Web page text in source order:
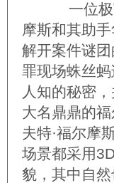
一位极富
摩斯和其助
解开案件谜
罪现场蛛丝
人知的秘密
大名鼎鼎的
夫特·福尔摩
场景都采用
貌，其中自